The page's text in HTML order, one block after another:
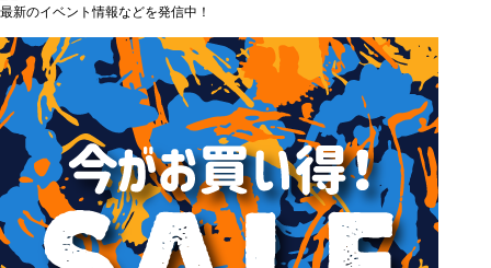
最新のイベント情報などを発信中！